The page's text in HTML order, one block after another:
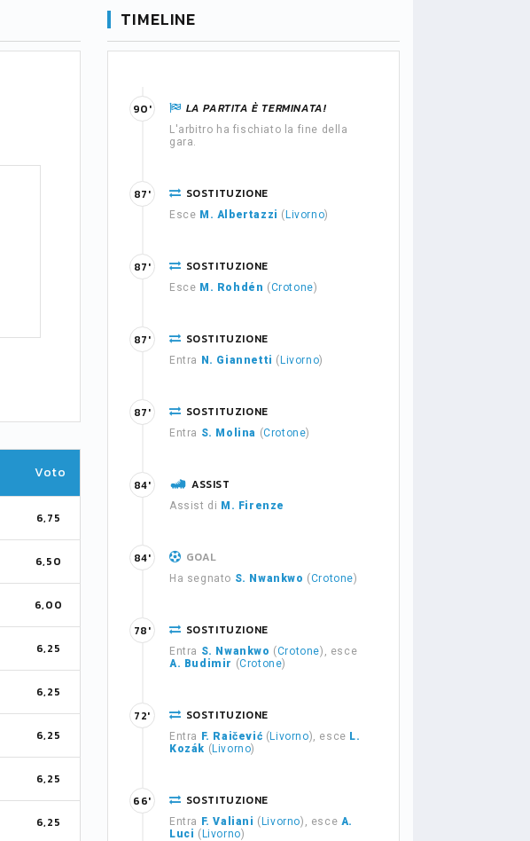
Voto
6,75
6,50
6,00
6,25
6,25
6,25
6,25
6,25
TIMELINE
LA PARTITA È TERMINATA!
L'arbitro ha fischiato la fine della
gara.
90'
SOSTITUZIONE
Esce M. Albertazzi ( Livorno)
87'
SOSTITUZIONE
Esce M. Rohdén (Crotone)
87'
SOSTITUZIONE
Entra N. Giannetti ( Livorno)
87'
SOSTITUZIONE
Entra S. Molina (Crotone)
87'
ASSIST
Assist di M. Firenze
84'
GOAL
Ha segnato S. Nwankwo (Crotone)
84'
SOSTITUZIONE
Entra S. Nwankwo (Crotone), esce
A. Budimir (Crotone)
78'
SOSTITUZIONE
Entra F. Raičević ( Livorno), esce L.
Kozák ( Livorno)
72'
SOSTITUZIONE
Entra F. Valiani ( Livorno), esce A.
Luci ( Livorno)
66'